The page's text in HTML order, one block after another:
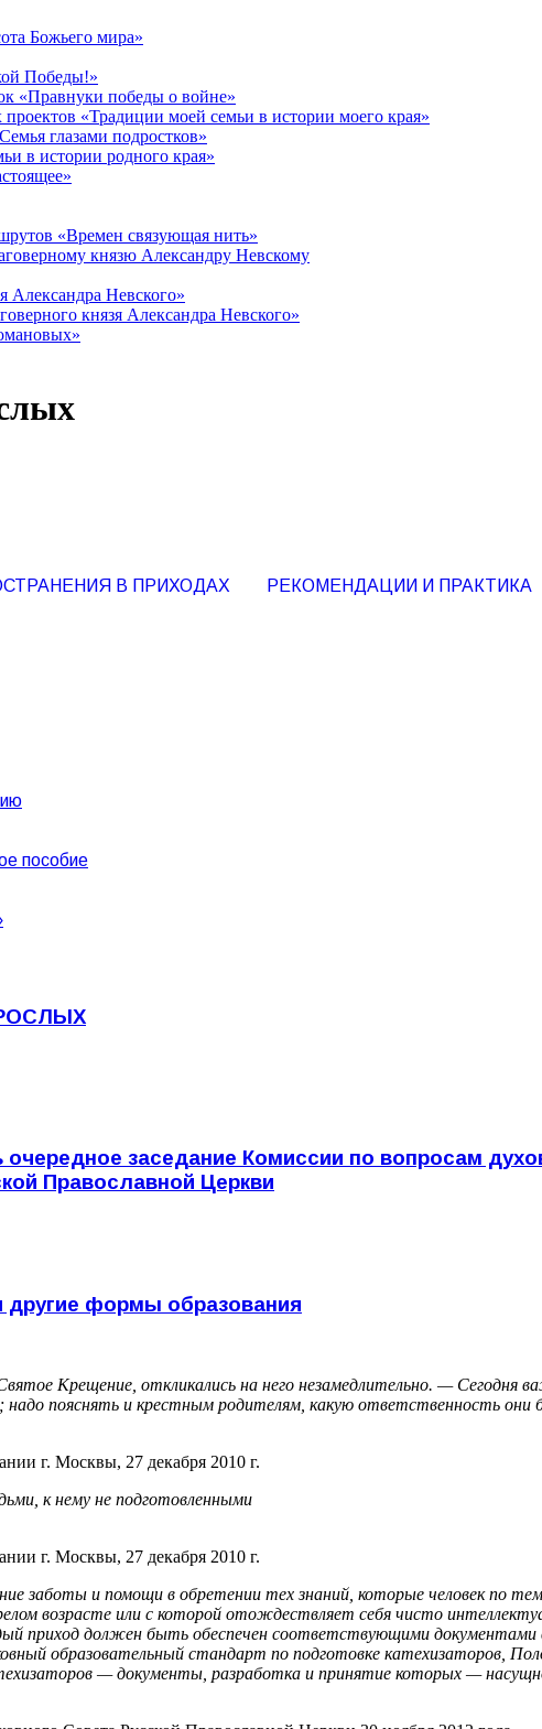
Божьего мира»
Победы!»
«Правнуки победы о войне»
«Традиции моей семьи в истории моего края»
глазами подростков»
в истории родного края»
«Времен связующая нить»
князю Александру Невскому
Александра Невского»
князя Александра Невского»
В ПРИХОДАХ РЕКОМЕНДАЦИИ И ПРАКТИКА
пособие
заседание Комиссии по вопросам
Православной Церкви
другие формы образования
Крещение, откликались на него незамедлительно. — Сегодня
пояснять и крестным родителям, какую ответственность они
г. Москвы, 27 декабря 2010 г.
к нему не подготовленными
г. Москвы, 27 декабря 2010 г.
и помощи в обретении тех знаний, которые человек по тем
возрасте или с которой отождествляет себя чисто
приход должен быть обеспечен соответствующими документами
образовательный стандарт по подготовке катехизаторов,
— документы, разработка и принятие которых —